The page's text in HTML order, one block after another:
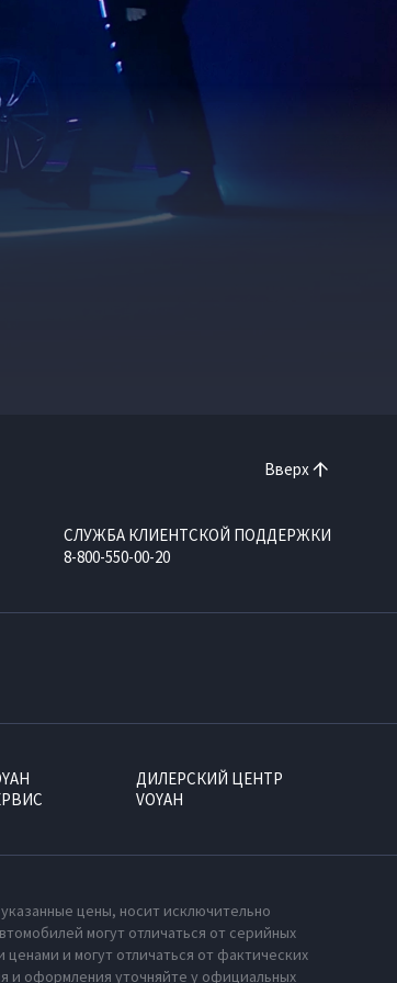
Вверх
СЛУЖБА КЛИЕНТСКОЙ ПОДДЕРЖКИ
8-800-550-00-20
ДИЛЕРСКИЙ ЦЕНТР
VOYAH
цены, носит исключительно
могут отличаться от серийных
и могут отличаться от фактических
и оформления уточняйте у официальных